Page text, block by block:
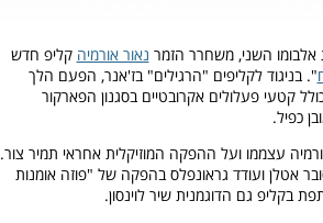
אלבומו השני, משחרר הזמר נאור אורמיה קליפ חדש
". בניגוד לקליפים "הרגילים" בז'אנר, הפעם הלך
קטעי פעלולים אקרובטיים בסגנון הפארקור
כפיל.
עצממו ועל ההפקה המוזיקלית אחראי תמיר צור.
אטלן ועודד גראונפלס בהפקה של "פוזה אומנות
בקליפ גם הדוגמנית שיר לוינסון.